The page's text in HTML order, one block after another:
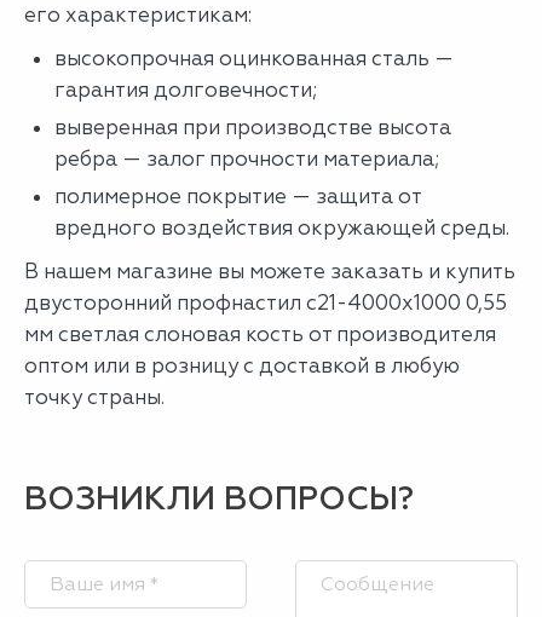
его характеристикам:
высокопрочная оцинкованная сталь —
гарантия долговечности;
выверенная при производстве высота
ребра — залог прочности материала;
полимерное покрытие — защита от
вредного воздействия окружающей среды.
В нашем магазине вы можете заказать и купить
двусторонний профнастил с21-4000х1000 0,55
мм светлая слоновая кость от производителя
оптом или в розницу с доставкой в любую
точку страны.
ВОЗНИКЛИ ВОПРОСЫ?